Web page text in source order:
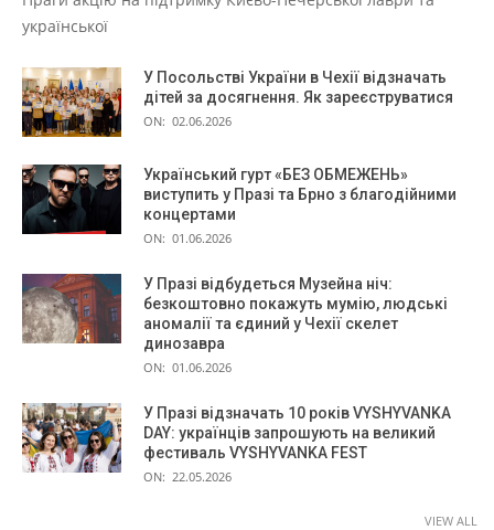
української
У Посольстві України в Чехії відзначать
дітей за досягнення. Як зареєструватися
ON: 02.06.2026
Український гурт «БЕЗ ОБМЕЖЕНЬ»
виступить у Празі та Брно з благодійними
концертами
ON: 01.06.2026
У Празі відбудеться Музейна ніч:
безкоштовно покажуть мумію, людські
аномалії та єдиний у Чехії скелет
динозавра
ON: 01.06.2026
У Празі відзначать 10 років VYSHYVANKA
DAY: українців запрошують на великий
фестиваль VYSHYVANKA FEST
ON: 22.05.2026
VIEW ALL